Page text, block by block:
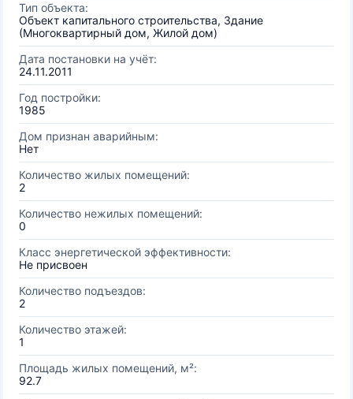
Тип объекта:
Объект капитального строительства, Здание
(Многоквартирный дом, Жилой дом)
Дата постановки на учёт:
24.11.2011
Год постройки:
1985
Дом признан аварийным:
Нет
Количество жилых помещений:
2
Количество нежилых помещений:
0
Класс энергетической эффективности:
Не присвоен
Количество подъездов:
2
Количество этажей:
1
Площадь жилых помещений, м²:
92.7